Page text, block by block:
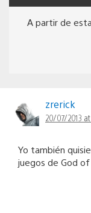
A partir de
zrerick
20/07/2013 at
Yo también
juegos de God of